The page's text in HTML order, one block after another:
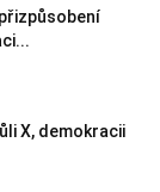
X, demokracii